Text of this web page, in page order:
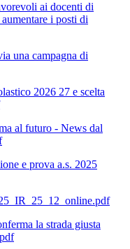
ai docenti di
i posti di
una campagna di
2026 27 e scelta
al futuro - News dal
e prova a.s. 2025
la strada giusta